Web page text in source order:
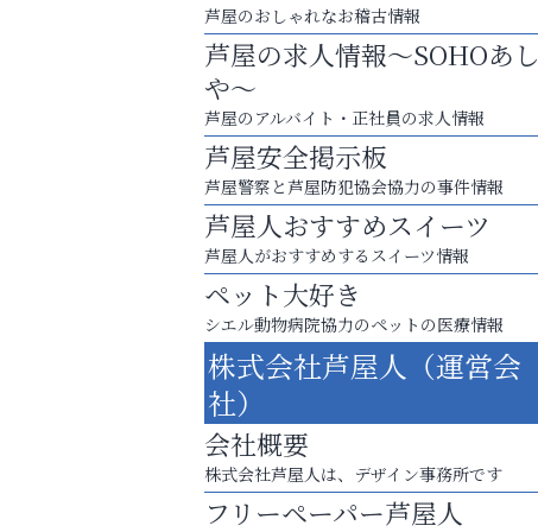
まずは話してみませんか？
「相続」無料相談会カフェ
杉塾 芦屋校
芦屋のおしゃれなお稽古情報
芦屋の求人情報～SOHOあし
や～
芦屋のアルバイト・正社員の求人情報
芦屋安全掲示板
芦屋警察と芦屋防犯協会協力の事件情報
芦屋人おすすめスイーツ
芦屋人がおすすめするスイーツ情報
ペット大好き
シエル動物病院協力のペットの医療情報
株式会社芦屋人（運営会
社）
会社概要
株式会社芦屋人は、デザイン事務所です
フリーペーパー芦屋人